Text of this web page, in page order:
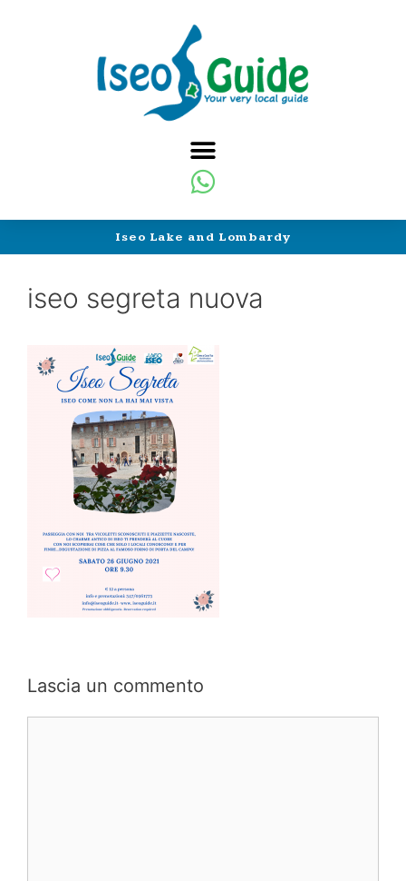
Iseo Lake and Lombardy
iseo segreta nuova
Lascia un commento